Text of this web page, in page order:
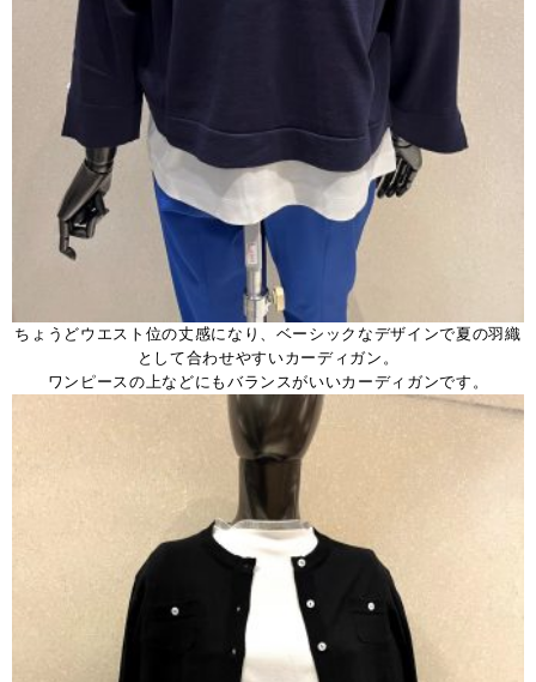
ちょうどウエスト位の丈感になり、ベーシックなデザインで夏の羽織
として合わせやすいカーディガン。
ワンピースの上などにもバランスがいいカーディガンです。